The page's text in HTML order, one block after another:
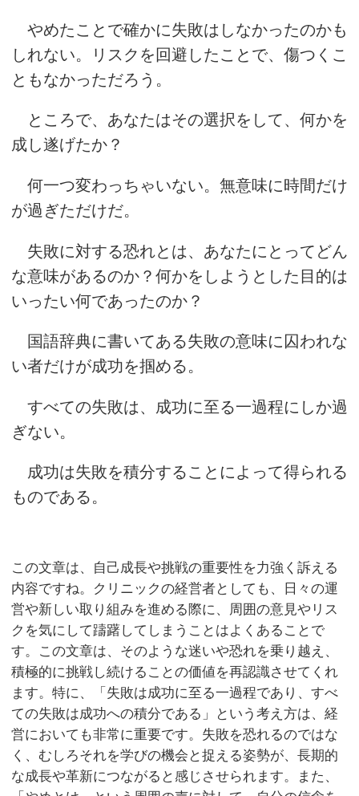
やめたことで確かに失敗はしなかったのかも
しれない。リスクを回避したことで、傷つくこ
ともなかっただろう。
ところで、あなたはその選択をして、何かを
成し遂げたか？
何一つ変わっちゃいない。無意味に時間だけ
が過ぎただけだ。
失敗に対する恐れとは、あなたにとってどん
な意味があるのか？何かをしようとした目的は
いったい何であったのか？
国語辞典に書いてある失敗の意味に囚われな
い者だけが成功を掴める。
すべての失敗は、成功に至る一過程にしか過
ぎない。
成功は失敗を積分することによって得られる
ものである。
この文章は、自己成長や挑戦の重要性を力強く訴える
内容ですね。クリニックの経営者としても、日々の運
営や新しい取り組みを進める際に、周囲の意見やリス
クを気にして躊躇してしまうことはよくあることで
す。この文章は、そのような迷いや恐れを乗り越え、
積極的に挑戦し続けることの価値を再認識させてくれ
ます。特に、「失敗は成功に至る一過程であり、すべ
ての失敗は成功への積分である」という考え方は、経
営においても非常に重要です。失敗を恐れるのではな
く、むしろそれを学びの機会と捉える姿勢が、長期的
な成長や革新につながると感じさせられます。また、